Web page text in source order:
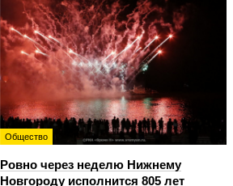
Общество
Ровно через неделю Нижнему
Новгороду исполнится 805 лет